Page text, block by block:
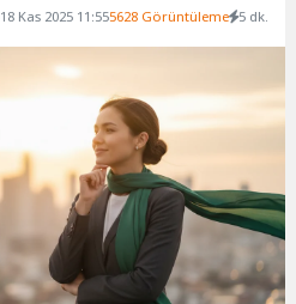
18 Kas 2025 11:555628 Görüntüleme 5 dk.